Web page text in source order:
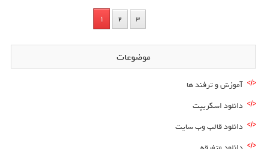
1 2 3
موضوعات
آموزش و ترفند ها
دانلود اسکریپت
دانلود قالب وب سایت